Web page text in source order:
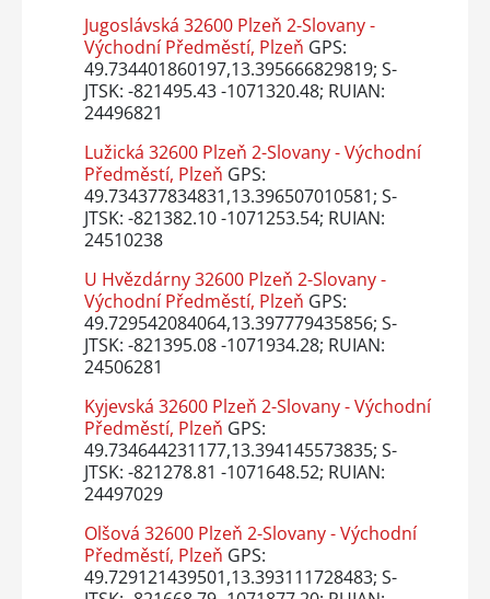
Jugoslávská 32600 Plzeň 2-Slovany -
Východní Předměstí, Plzeň GPS:
49.734401860197,13.395666829819; S-
JTSK: -821495.43 -1071320.48; RUIAN:
24496821
Lužická 32600 Plzeň 2-Slovany - Východní
Předměstí, Plzeň GPS:
49.734377834831,13.396507010581; S-
JTSK: -821382.10 -1071253.54; RUIAN:
24510238
U Hvězdárny 32600 Plzeň 2-Slovany -
Východní Předměstí, Plzeň GPS:
49.729542084064,13.397779435856; S-
JTSK: -821395.08 -1071934.28; RUIAN:
24506281
Kyjevská 32600 Plzeň 2-Slovany - Východní
Předměstí, Plzeň GPS:
49.734644231177,13.394145573835; S-
JTSK: -821278.81 -1071648.52; RUIAN:
24497029
Olšová 32600 Plzeň 2-Slovany - Východní
Předměstí, Plzeň GPS:
49.729121439501,13.393111728483; S-